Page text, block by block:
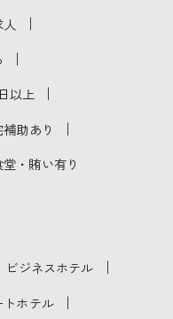
｜
｜
以上 ｜
助あり ｜
・賄い有り
ビジネスホテル ｜
トホテル ｜